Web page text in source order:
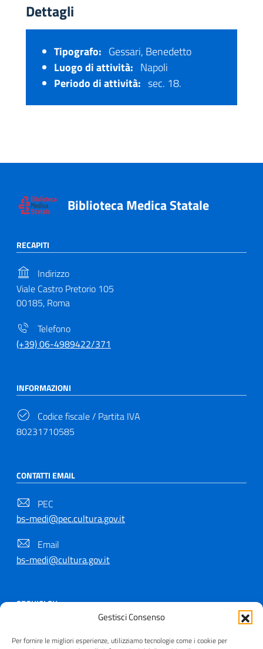
Gestisci Consenso
Per fornire le migliori esperienze, utilizziamo tecnologie come i cookie per
Dettagli
Tipografo: Gessari, Benedetto
Luogo di attività: Napoli
Periodo di attività: sec. 18.
Biblioteca Medica Statale
RECAPITI
Indirizzo
Viale Castro Pretorio 105
00185, Roma
Telefono
(+39) 06-4989422/371
INFORMAZIONI
Codice fiscale / Partita IVA
80231710585
CONTATTI EMAIL
PEC
bs-medi@pec.cultura.gov.it
Email
bs-medi@cultura.gov.it
SEGUICI SU